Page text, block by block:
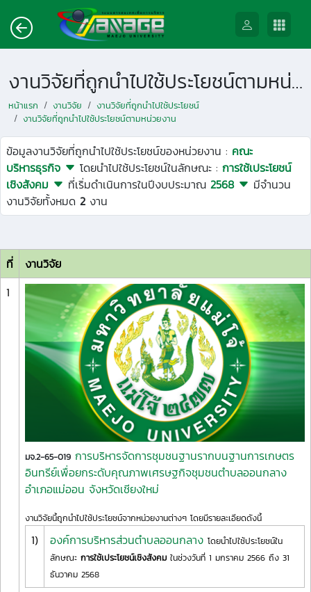
งานวิจัยที่ถูกนำไปใช้ประโยชน์ตามหน่วยงาน
หน้าแรก งานวิจัย
งานวิจัยที่ถูกนำไปใช้ประโยชน์
งานวิจัยที่ถูกนำไปใช้ประโยชน์ตามหน่วยงาน
ข้อมูลงานวิจัยที่ถูกนำไปใช้ประโยชน์ของหน่วยงาน : คณะ
บริหารธุรกิจ
โดยนำไปใช้ประโยชน์ในลักษณะ : การใช้เประโยชน์
เชิงสังคม
ที่เริ่มดำเนินการในปีงบประมาณ 2568
มีจำนวน
งานวิจัยทั้งหมด 2 งาน
ที่
งานวิจัย
1
มจ.2-65-019 การบริหารจัดการชุมชนฐานรากบนฐานการเกษตร
อินทรีย์เพื่อยกระดับคุณภาพเศรษฐกิจชุมชนตำบลออนกลาง
อำเภอแม่ออน จังหวัดเชียงใหม่
งานวิจัยนี้ถูกนำไปใช้ประโยชน์จากหน่วยงานต่างๆ โดยมีรายละเอียดดังนี้
1) องค์การบริหารส่วนตำบลออนกลาง โดยนำไปใช้ประโยชน์ใน
ลักษณะ การใช้เประโยชน์เชิงสังคม ในช่วงวันที่ 1 มกราคม 2566 ถึง 31
ธันวาคม 2568